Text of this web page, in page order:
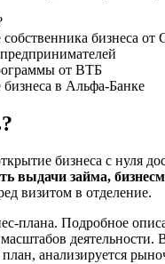
бизнеса от
от ВТБ
в Альфа-Банке
бизнеса с нуля
выдачи займа,
визитом в отделение.
плана. Подробное
деятельности.
анализируется